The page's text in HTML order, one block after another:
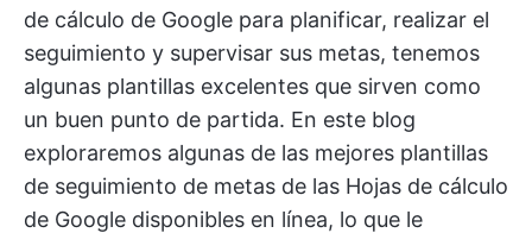
de cálculo de Google para planificar, realizar el
seguimiento y supervisar sus metas, tenemos
algunas plantillas excelentes que sirven como
un buen punto de partida. En este blog
exploraremos algunas de las mejores plantillas
de seguimiento de metas de las Hojas de cálculo
de Google disponibles en línea, lo que le